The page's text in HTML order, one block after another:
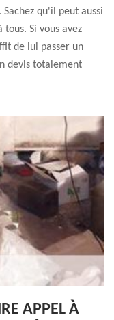
qu'il peut aussi
Si vous avez
de lui passer un
devis totalement
APPEL À